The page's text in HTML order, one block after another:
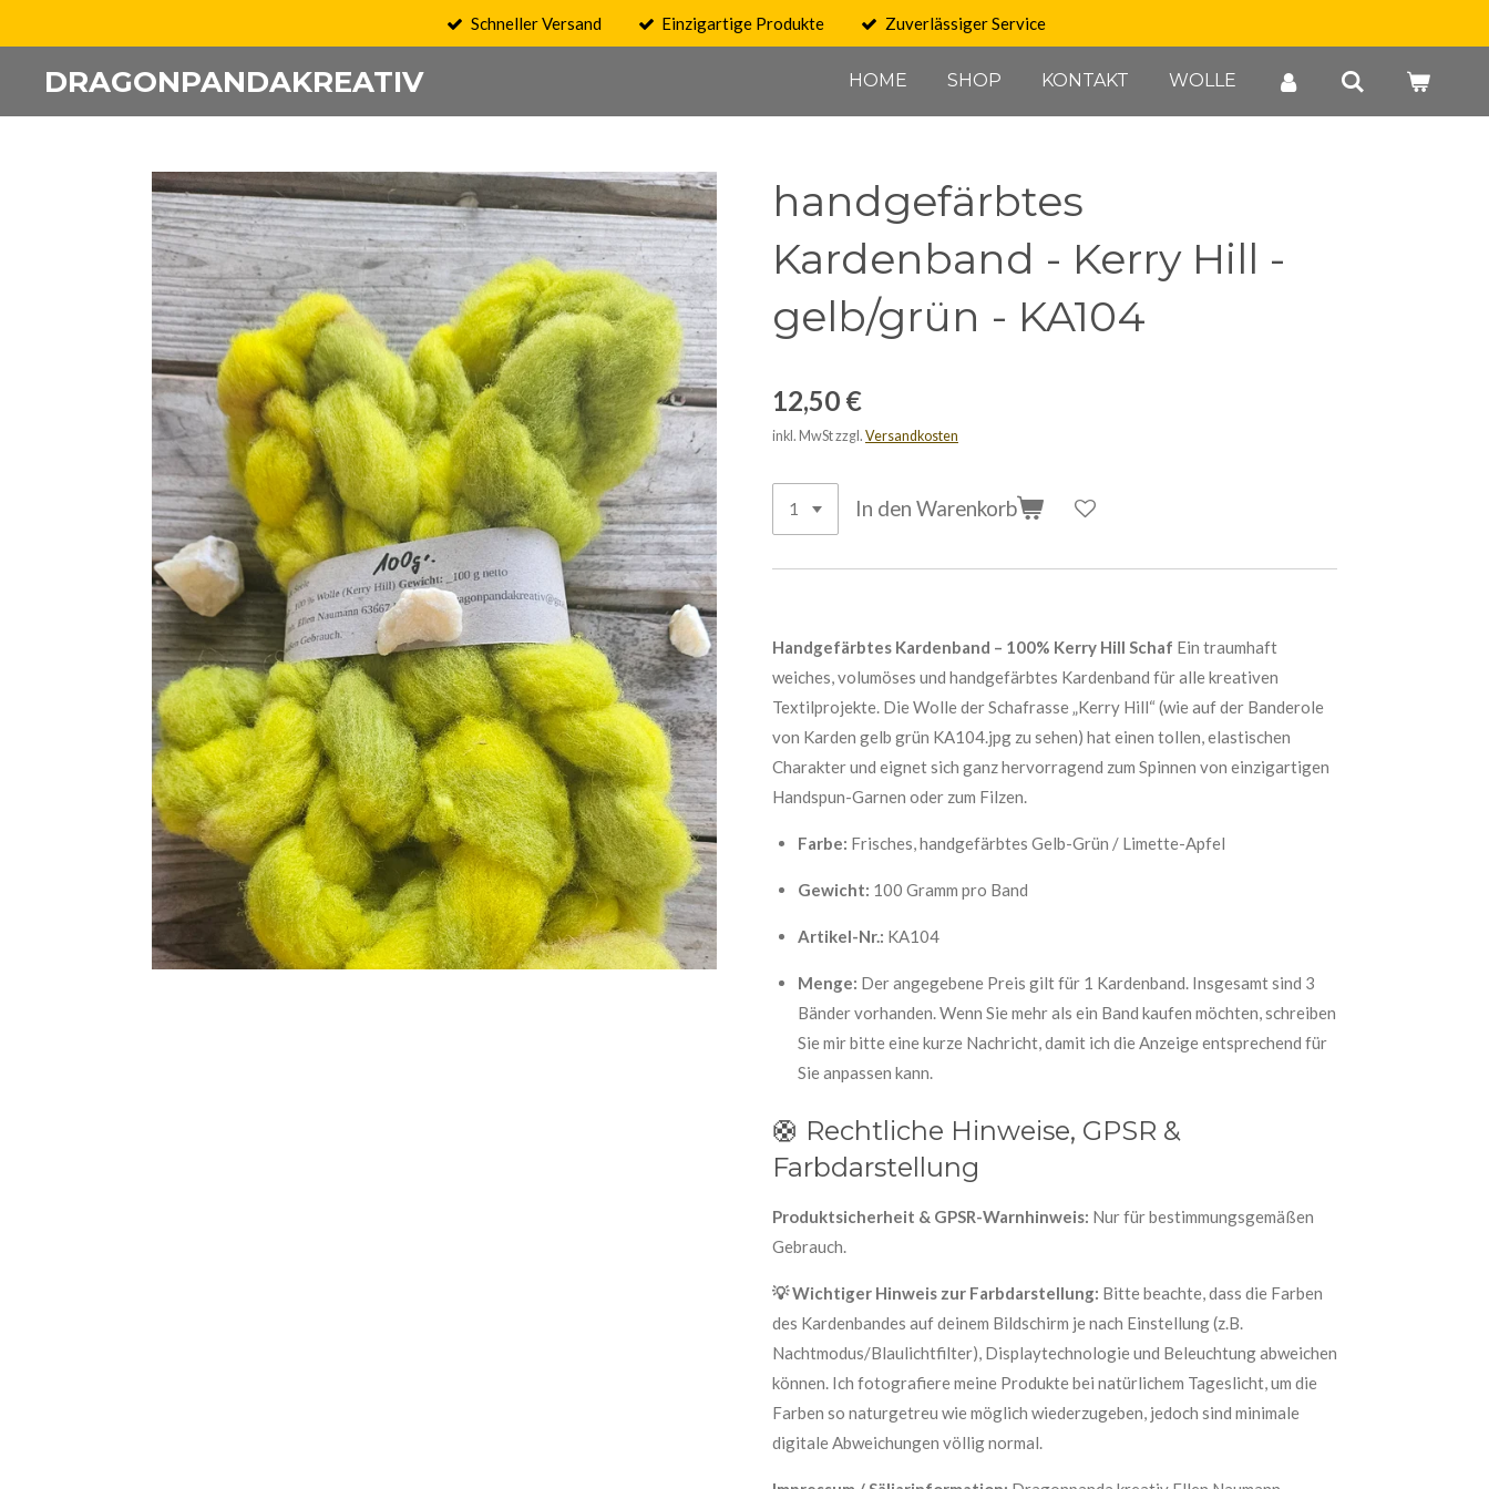
springen
Schneller Versand Einzigartige Produkte Zuverlässiger Service
DRAGONPANDAKREATIV HOME SHOP KONTAKT WOLLE
handgefärbtes
Kardenband - Kerry Hill -
gelb/grün - KA104
12,50 €
inkl. MwSt zzgl. Versandkosten
In den Warenkorb
Handgefärbtes Kardenband – 100% Kerry Hill Schaf Ein traumhaft
weiches, volumöses und handgefärbtes Kardenband für alle kreativen
Textilprojekte. Die Wolle der Schafrasse „Kerry Hill“ (wie auf der Banderole
von Karden gelb grün KA104.jpg zu sehen) hat einen tollen, elastischen
Charakter und eignet sich ganz hervorragend zum Spinnen von einzigartigen
Handspun-Garnen oder zum Filzen.
Farbe: Frisches, handgefärbtes Gelb-Grün / Limette-Apfel
Gewicht: 100 Gramm pro Band
Artikel-Nr.: KA104
Menge: Der angegebene Preis gilt für 1 Kardenband. Insgesamt sind 3
Bänder vorhanden. Wenn Sie mehr als ein Band kaufen möchten, schreiben
Sie mir bitte eine kurze Nachricht, damit ich die Anzeige entsprechend für
Sie anpassen kann.
🛟 Rechtliche Hinweise, GPSR &
Farbdarstellung
Produktsicherheit & GPSR-Warnhinweis: Nur für bestimmungsgemäßen
Gebrauch.
💡 Wichtiger Hinweis zur Farbdarstellung: Bitte beachte, dass die Farben
des Kardenbandes auf deinem Bildschirm je nach Einstellung (z.B.
Nachtmodus/Blaulichtfilter), Displaytechnologie und Beleuchtung abweichen
können. Ich fotografiere meine Produkte bei natürlichem Tageslicht, um die
Farben so naturgetreu wie möglich wiederzugeben, jedoch sind minimale
digitale Abweichungen völlig normal.